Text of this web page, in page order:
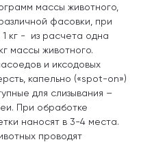
массы животного,
фасовки, при
кг - из расчета одна
массы животного.
и иксодовых
капельно («spot-on»)
для слизывания –
При обработке
наносят в 3-4 места.
проводят